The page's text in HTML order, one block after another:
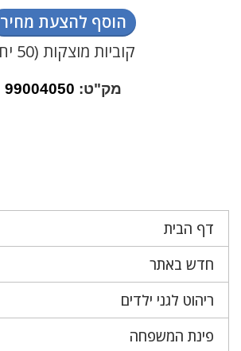
דף הבית
חדש באתר
ריהוט לגני ילדים
פינת המשפחה
הוסף להצעת מחיר
קוביות מוצקות (50 יח')
מק"ט: 99004050